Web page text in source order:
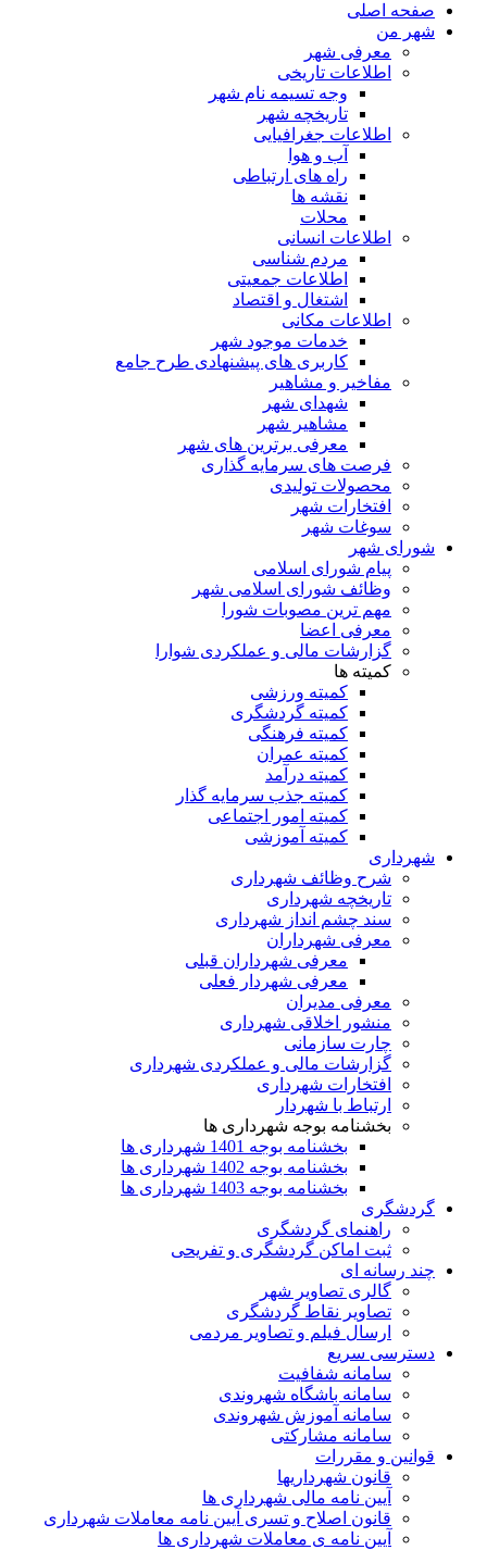
صفحه اصلی
شهر من
معرفی شهر
اطلاعات تاریخی
وجه تسیمه نام شهر
تاریخچه شهر
اطلاعات جغرافیایی
آب و هوا
راه های ارتباطی
نقشه ها
محلات
اطلاعات انسانی
مردم شناسی
اطلاعات جمعیتی
اشتغال و اقتصاد
اطلاعات مکانی
خدمات موجود شهر
کاربری های پیشنهادی طرح جامع
مفاخیر و مشاهیر
شهدای شهر
مشاهیر شهر
معرفی برترین های شهر
فرصت های سرمایه گذاری
محصولات تولیدی
افتخارات شهر
سوغات شهر
شورای شهر
پیام شورای اسلامی
وظائف شورای اسلامی شهر
مهم ترین مصوبات شورا
معرفی اعضا
گزارشات مالی و عملکردی شوارا
کمیته ها
کمیته ورزشی
کمیته گردشگری
کمیته فرهنگی
کمیته عمران
کمیته درآمد
کمیته جذب سرمایه گذار
کمیته امور اجتماعی
کمیته آموزشی
شهرداری
شرح وظائف شهرداری
تاریخچه شهرداری
سند چشم انداز شهرداری
معرفی شهرداران
معرفی شهرداران قبلی
معرفی شهردار فعلی
معرفی مدیران
منشور اخلاقی شهرداری
چارت سازمانی
گزارشات مالی و عملکردی شهرداری
افتخارات شهرداری
ارتباط با شهردار
بخشنامه بوجه شهرداری ها
بخشنامه بوجه 1401 شهرداری ها
بخشنامه بوجه 1402 شهرداری ها
بخشنامه بوجه 1403 شهرداری ها
گردشگری
راهنمای گردشگری
ثبت اماکن گردشگری و تفریحی
چند رسانه ای
گالری تصاویر شهر
تصاویر نقاط گردشگری
ارسال فیلم و تصاویر مردمی
دسترسی سریع
سامانه شفافیت
سامانه باشگاه شهروندی
سامانه آموزش شهروندی
سامانه مشارکتی
قوانین و مقررات
قانون شهرداریها
آیین نامه مالی شهرداری ها
قانون اصلاح و تسری آیین نامه معاملات شهرداری
آیین نامه ی معاملات شهرداری ها